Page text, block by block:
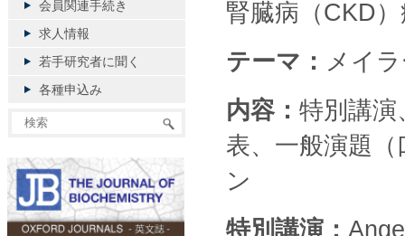
腎臓病（CKD
テーマ： メイ
内容： 特別講演
表、一般演題
ン
特別講演：
会員関連手続き
求人情報
若手研究者に聞く
各種申込み